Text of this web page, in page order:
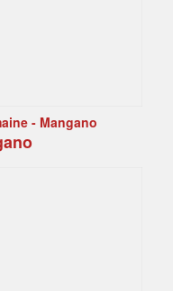
- Mangano